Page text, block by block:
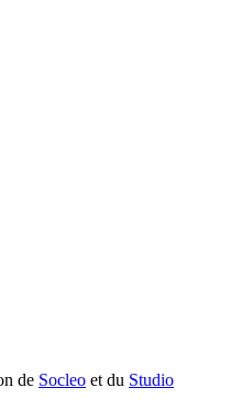
de Socleo et du Studio